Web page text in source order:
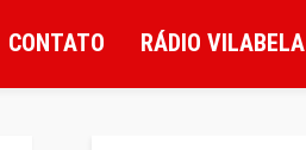
CONTATO RÁDIO VILABELA